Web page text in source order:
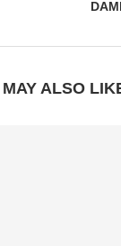
ALSO